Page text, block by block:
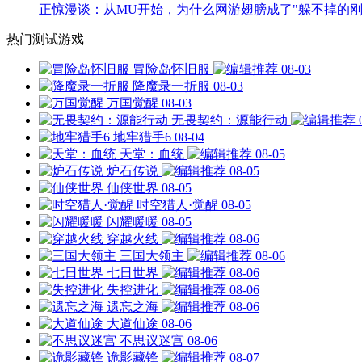
正惊漫谈：从MU开始，为什么网游翅膀成了"躲不掉的
热门测试游戏
冒险岛怀旧服
08-03
降魔录一折服 08-03
万国觉醒 08-03
无畏契约：源能行动
地牢猎手6 08-04
天堂：血统
08-05
炉石传说
08-05
仙侠世界 08-05
时空猎人·觉醒 08-05
闪耀暖暖 08-05
穿越火线
08-06
三国大领主
08-06
七日世界
08-06
失控进化
08-06
遗忘之海
08-06
大道仙途 08-06
不思议迷宫 08-06
诡影藏锋
08-07